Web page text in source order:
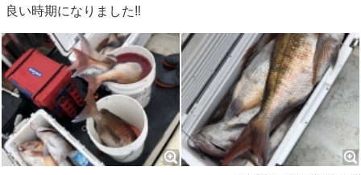
良い時期になりました‼︎